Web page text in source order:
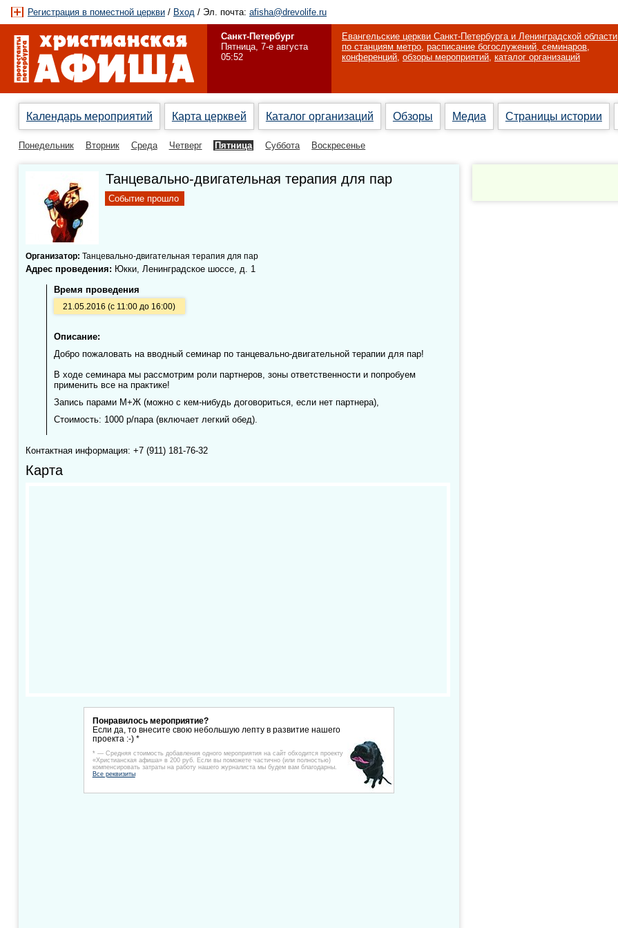
Регистрация в поместной церкви / Вход / Эл. почта: afisha@drevolife.ru
Санкт-Петербург
Пятница, 7-е августа
05:52
Евангельские церкви Санкт-Петербурга и Ленинградской области
по станциям метро, расписание богослужений, семинаров,
конференций, обзоры мероприятий, каталог организаций
Календарь мероприятий Карта церквей Каталог организаций Обзоры Медиа Страницы истории
Понедельник Вторник Среда Четверг Пятница Суббота Воскресенье
Танцевально-двигательная терапия для пар
Событие прошло
Организатор: Танцевально-двигательная терапия для пар
Адрес проведения: Юкки, Ленинградское шоссе, д. 1
Время проведения
21.05.2016 (с 11:00 до 16:00)
Описание:
Добро пожаловать на вводный семинар по танцевально-двигательной терапии для пар!
В ходе семинара мы рассмотрим роли партнеров, зоны ответственности и попробуем
применить все на практике!
Запись парами М+Ж (можно с кем-нибудь договориться, если нет партнера),
Стоимость: 1000 р/пара (включает легкий обед).
Контактная информация: +7 (911) 181-76-32
Карта
Понравилось мероприятие?
Если да, то внесите свою небольшую лепту в развитие нашего
проекта :-) *
* — Средняя стоимость добавления одного мероприятия на сайт обходится проекту
«Христианская афиша» в 200 руб. Если вы поможете частично (или полностью)
компенсировать затраты на работу нашего журналиста мы будем вам благодарны.
Все реквизиты